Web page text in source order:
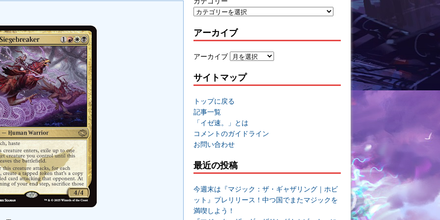
アーカイブ
アーカイブ
サイトマップ
トップに戻る
記事一覧
「イゼ速。」とは
コメントのガイドライン
お問い合わせ
最近の投稿
今週末は『マジック：ザ・ギャザリング｜ホビ
ット』プレリリース！中つ国でまたマジックを
満喫しよう！